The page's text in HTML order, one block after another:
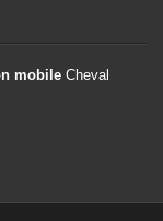
mobile Cheval